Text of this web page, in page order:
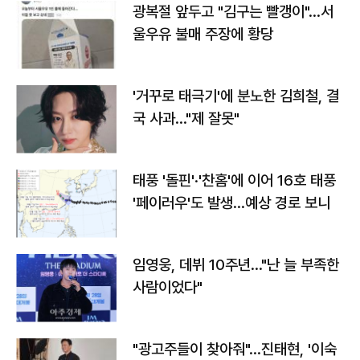
광복절 앞두고 "김구는 빨갱이"…서
울우유 불매 주장에 황당
'거꾸로 태극기'에 분노한 김희철, 결
국 사과…"제 잘못"
태풍 '돌핀'·'찬홈'에 이어 16호 태풍
'페이러우'도 발생…예상 경로 보니
임영웅, 데뷔 10주년…"난 늘 부족한
사람이었다"
"광고주들이 찾아줘"…진태현, '이숙